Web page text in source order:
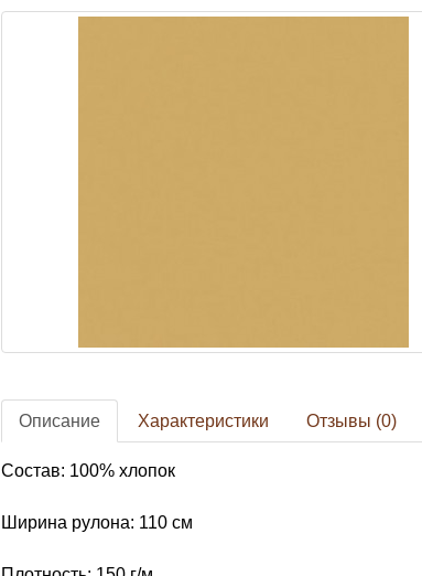
Описание Характеристики Отзывы (0)
Состав: 100% хлопок
Ширина рулона: 110 см